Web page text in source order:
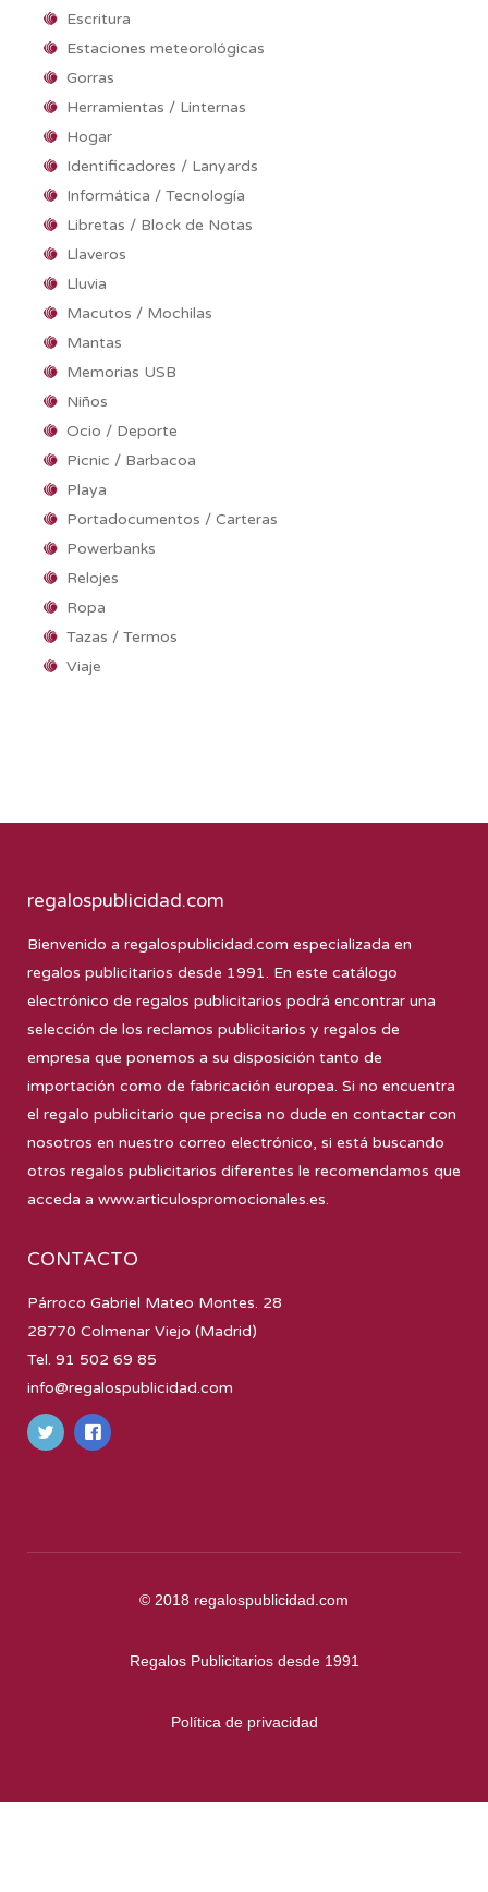
Escritura
Estaciones meteorológicas
Gorras
Herramientas / Linternas
Hogar
Identificadores / Lanyards
Informática / Tecnología
Libretas / Block de Notas
Llaveros
Lluvia
Macutos / Mochilas
Mantas
Memorias USB
Niños
Ocio / Deporte
Picnic / Barbacoa
Playa
Portadocumentos / Carteras
Powerbanks
Relojes
Ropa
Tazas / Termos
Viaje
regalospublicidad.com
Bienvenido a regalospublicidad.com especializada en
regalos publicitarios desde 1991. En este catálogo
electrónico de regalos publicitarios podrá encontrar una
selección de los reclamos publicitarios y regalos de
empresa que ponemos a su disposición tanto de
importación como de fabricación europea. Si no encuentra
el regalo publicitario que precisa no dude en contactar con
nosotros en nuestro correo electrónico, si está buscando
otros regalos publicitarios diferentes le recomendamos que
acceda a www.articulospromocionales.es.
CONTACTO
Párroco Gabriel Mateo Montes. 28
28770 Colmenar Viejo (Madrid)
Tel. 91 502 69 85
info@regalospublicidad.com
© 2018 regalospublicidad.com
Regalos Publicitarios desde 1991
Política de privacidad